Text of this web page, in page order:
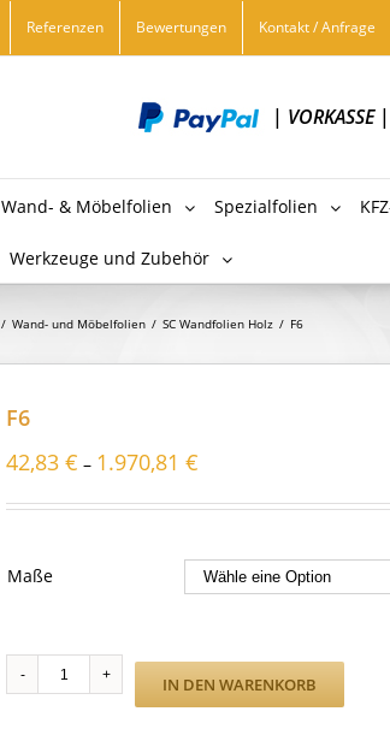
Referenzen Bewertungen Kontakt / Anfrage
| VORKASSE
Wand- & Möbelfolien Spezialfolien
Werkzeuge und Zubehör
/ Wand- und Möbelfolien / SC Wandfolien Holz / F6
F6
42,83 € – 1.970,81 €
Maße
Menge
IN DEN WARENKORB